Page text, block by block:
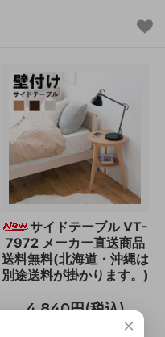
サイドテーブル VT-
7972 メーカー直送商品
送料無料(北海道・沖縄は
別途送料が掛かります。)
4,840円(税込)
×